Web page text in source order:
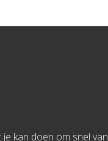
kan doen om snel van